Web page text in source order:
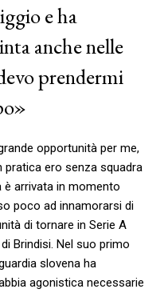
e ha
anche nelle
prendermi
opportunità per me,
pratica ero senza squadra
è arrivata in momento
poco ad innamorarsi di
di tornare in Serie A
Brindisi. Nel suo primo
slovena ha
agonistica necessarie